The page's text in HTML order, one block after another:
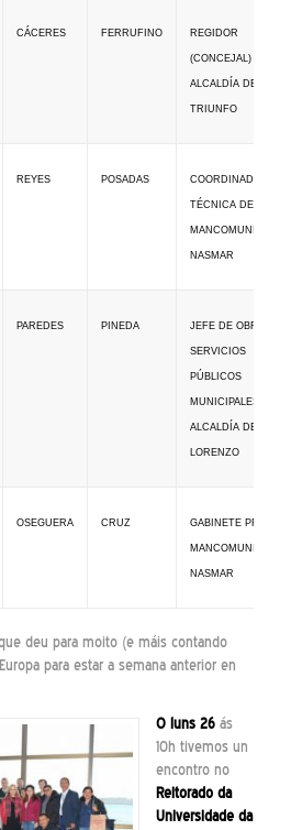
CÁCERES FERRUFINO REGIDOR
(CONCEJAL) DE
ALCALDÍA DE EL
TRIUNFO
REYES POSADAS COORDINADORA
TÉCNICA DE LA
MANCOMUNIDAD
NASMAR
PAREDES PINEDA JEFE DE OBRAS Y
SERVICIOS
PÚBLICOS
MUNICIPALES DE LA
ALCALDÍA DE SAN
LORENZO
OSEGUERA CRUZ GABINETE PRENSA
MANCOMUNIDAD
NASMAR
deu para moito (e máis contando
para estar a semana anterior en
O luns 26ás
10h tivemos un
encontro no
Reitorado da
Universidade da